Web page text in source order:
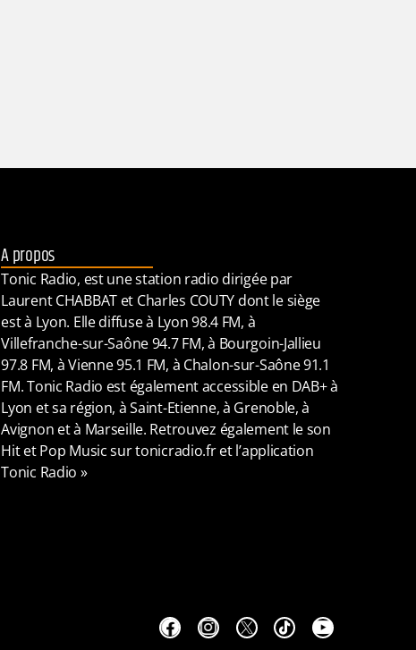
A propos
Tonic Radio, est une station radio dirigée par
Laurent CHABBAT et Charles COUTY dont le siège
est à Lyon. Elle diffuse à Lyon 98.4 FM, à
Villefranche-sur-Saône 94.7 FM, à Bourgoin-Jallieu
97.8 FM, à Vienne 95.1 FM, à Chalon-sur-Saône 91.1
FM. Tonic Radio est également accessible en DAB+ à
Lyon et sa région, à Saint-Etienne, à Grenoble, à
Avignon et à Marseille. Retrouvez également le son
Hit et Pop Music sur tonicradio.fr et l’application
Tonic Radio »